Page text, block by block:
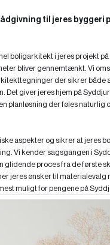
til jeres byggeri
boligarkitekt i jeres projekt
bliver gennemtænkt. Vi
der sikrer både
Det giver jeres hjem på
planløsning der føles naturlig
aspekter og sikrer at jeres
Vi kender sagsgangen i
glidende proces fra de første
jeres ønsker til materialevalg
muligt for pengene på